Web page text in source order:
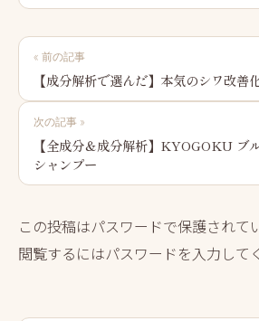
投
ナ
ゲ
シ
ョ
« 前の記事
【成分解析で選んだ】本気のシワ改善
次の記事 »
【全成分＆成分解析】KYOGOKU ブ
シャンプー
この投稿はパスワードで保護されて
閲覧するにはパスワードを入力して